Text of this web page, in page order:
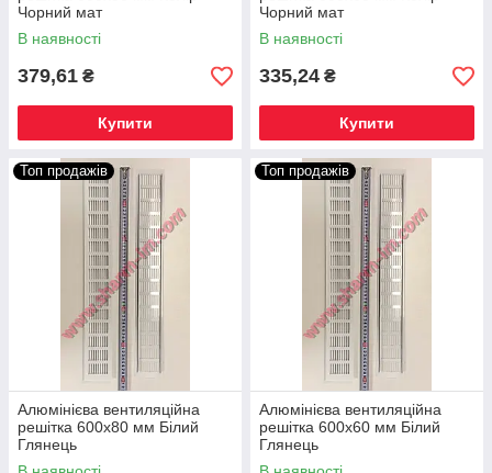
Чорний мат
В наявності
379,61 ₴
Купити
Чорний мат
В наявності
335,24 ₴
Купити
Топ продажів
Алюмінієва вентиляційна
решітка 600х80 мм Білий
Глянець
Топ продажів
Алюмінієва вентиляційна
решітка 600х60 мм Білий
Глянець